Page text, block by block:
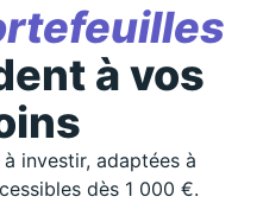
à vos
investir, adaptées à
dès 1 000 €.